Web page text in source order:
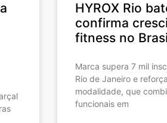
HYROX Rio
confirma
fitness no
Marca supera 7 mil
Rio de Janeiro e
modalidade, que
funcionais em